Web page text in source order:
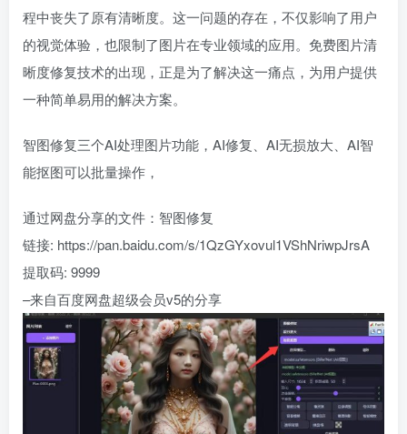
程中丧失了原有清晰度。这一问题的存在，不仅影响了用户
的视觉体验，也限制了图片在专业领域的应用。免费图片清
晰度修复技术的出现，正是为了解决这一痛点，为用户提供
一种简单易用的解决方案。
智图修复三个AI处理图片功能，AI修复、AI无损放大、AI智
能抠图可以批量操作，
通过网盘分享的文件：智图修复
链接: https://pan.baidu.com/s/1QzGYxovul1VShNriwpJrsA
提取码: 9999
–来自百度网盘超级会员v5的分享